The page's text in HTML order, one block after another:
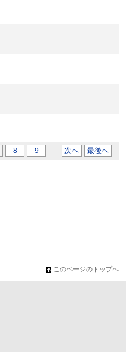
8 9 ... 次へ 最後へ
このページのトップへ